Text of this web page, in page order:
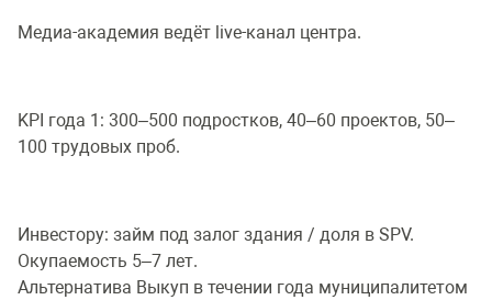
Медиа-академия ведёт live-канал центра.
KPI года 1: 300–500 подростков, 40–60 проектов, 50–
100 трудовых проб.
Инвестору: займ под залог здания / доля в SPV.
Окупаемость 5–7 лет.
Альтернатива Выкуп в течении года муниципалитетом